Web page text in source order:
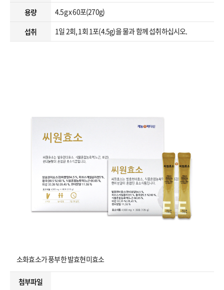
용량
4.5g x 60포(270g)
섭취
1일 2회, 1회 1포(4.5g)을 물과 함께 섭취하십시오.
소화효소가 풍부한 발효현미효소
첨부파일